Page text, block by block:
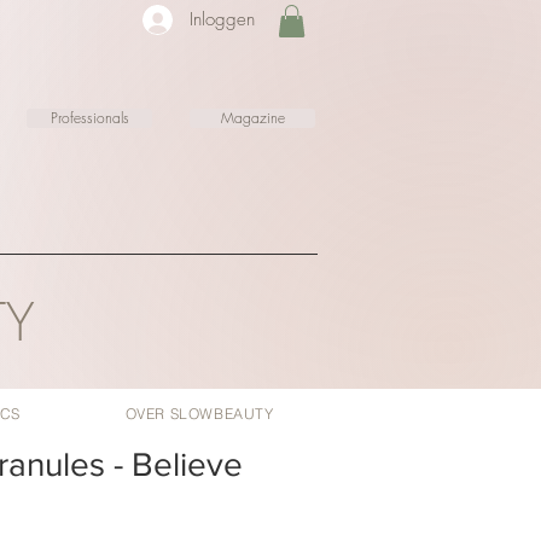
Inloggen
Professionals Magazine
OVER SLOWBEAUTY
- Believe